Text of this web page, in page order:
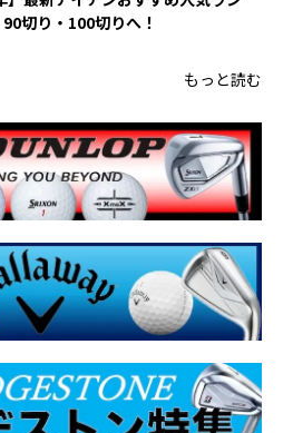
切り・100切りへ！
もっと読む